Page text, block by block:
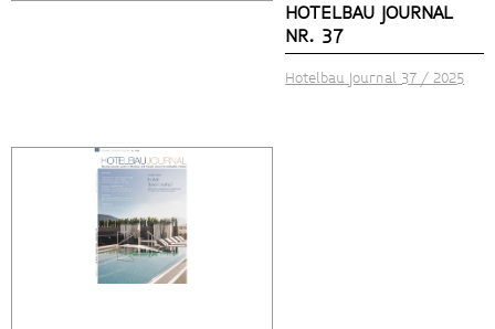
HOTELBAU JOURNAL
NR. 37
Hotelbau Journal 37 / 2025